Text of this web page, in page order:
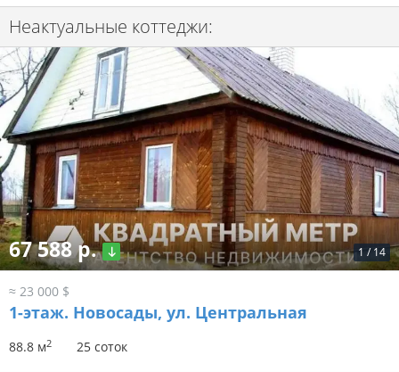
Неактуальные коттеджи:
1 / 14
67 588 р.
≈ 23 000 $
1-этаж. Новосады, ул. Центральная
88.8 м2 25 соток